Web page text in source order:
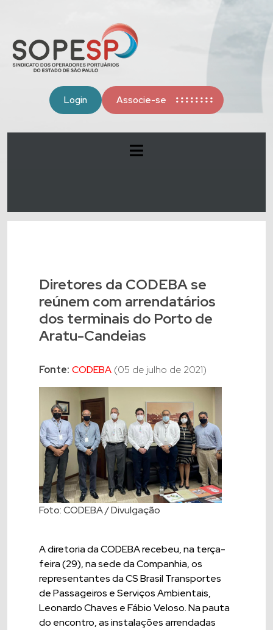
Login Associe-se
Diretores da CODEBA se
reúnem com arrendatários
dos terminais do Porto de
Aratu-Candeias
Fonte: CODEBA (05 de julho de 2021)
Foto: CODEBA / Divulgação
A diretoria da CODEBA recebeu, na terça-
feira (29), na sede da Companhia, os
representantes da CS Brasil Transportes
de Passageiros e Serviços Ambientais,
Leonardo Chaves e Fábio Veloso. Na pauta
do encontro, as instalações arrendadas